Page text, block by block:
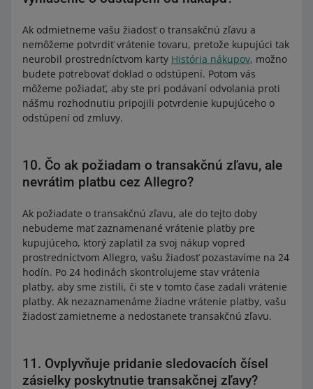
Ak odmietneme vašu žiadosť o transakčnú zľavu a
nemôžeme potvrdiť vrátenie tovaru, pretože kupujúci tak
neurobil prostredníctvom karty História nákupov, možno
budete potrebovať doklad o odstúpení. Potom vás
môžeme požiadať, aby ste pri podávaní odvolania proti
nášmu rozhodnutiu pripojili potvrdenie kupujúceho o
odstúpení od zmluvy.
10. Čo ak požiadam o transakčnú zľavu, ale
nevrátim platbu cez Allegro?
Ak požiadate o transakčnú zľavu, ale do tejto doby
nebudeme mať zaznamenané vrátenie platby pre
kupujúceho, ktorý zaplatil za svoj nákup vopred
prostredníctvom Allegro, vašu žiadosť pozastavíme na 24
hodín. Po 24 hodinách skontrolujeme stav vrátenia
platby, aby sme zistili, či ste v tomto čase zadali vrátenie
platby. Ak nezaznamenáme žiadne vrátenie platby, vašu
žiadosť zamietneme a nedostanete transakčnú zľavu.
11. Ovplyvňuje pridanie sledovacích čísel
zásielky poskytnutie transakčnej zľavy?